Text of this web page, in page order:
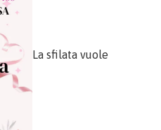
La sfilata vuole